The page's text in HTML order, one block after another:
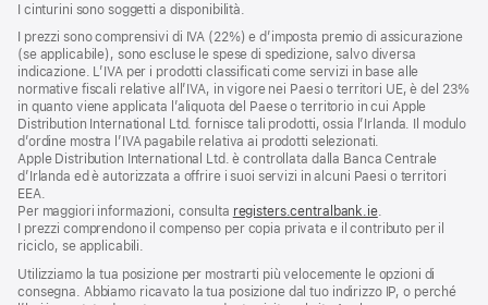
I cinturini sono soggetti a disponibilità.
I prezzi sono comprensivi di IVA (22%) e d’imposta premio di assicurazione
(se applicabile), sono escluse le spese di spedizione, salvo diversa
indicazione. L’IVA per i prodotti classificati come servizi in base alle
normative fiscali relative all’IVA, in vigore nei Paesi o territori UE, è del 23%
in quanto viene applicata l’aliquota del Paese o territorio in cui Apple
Distribution International Ltd. fornisce tali prodotti, ossia l’Irlanda. Il modulo
d’ordine mostra l’IVA pagabile relativa ai prodotti selezionati.
Apple Distribution International Ltd. è controllata dalla Banca Centrale
d’Irlanda ed è autorizzata a offrire i suoi servizi in alcuni Paesi o territori
EEA.
Per maggiori informazioni, consulta registers.centralbank.ie.
I prezzi comprendono il compenso per copia privata e il contributo per il
riciclo, se applicabili.
Utilizziamo la tua posizione per mostrarti più velocemente le opzioni di
consegna. Abbiamo ricavato la tua posizione dal tuo indirizzo IP, o perché